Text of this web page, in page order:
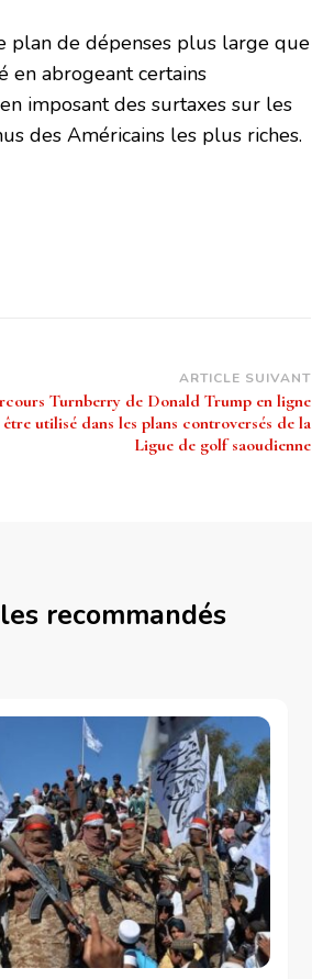
plan de dépenses plus large que
en abrogeant certains
imposant des surtaxes sur les
des Américains les plus riches.
ARTICLE SUIVANT
Turnberry de Donald Trump en ligne
utilisé dans les plans controversés de la
Ligue de golf saoudienne
recommandés